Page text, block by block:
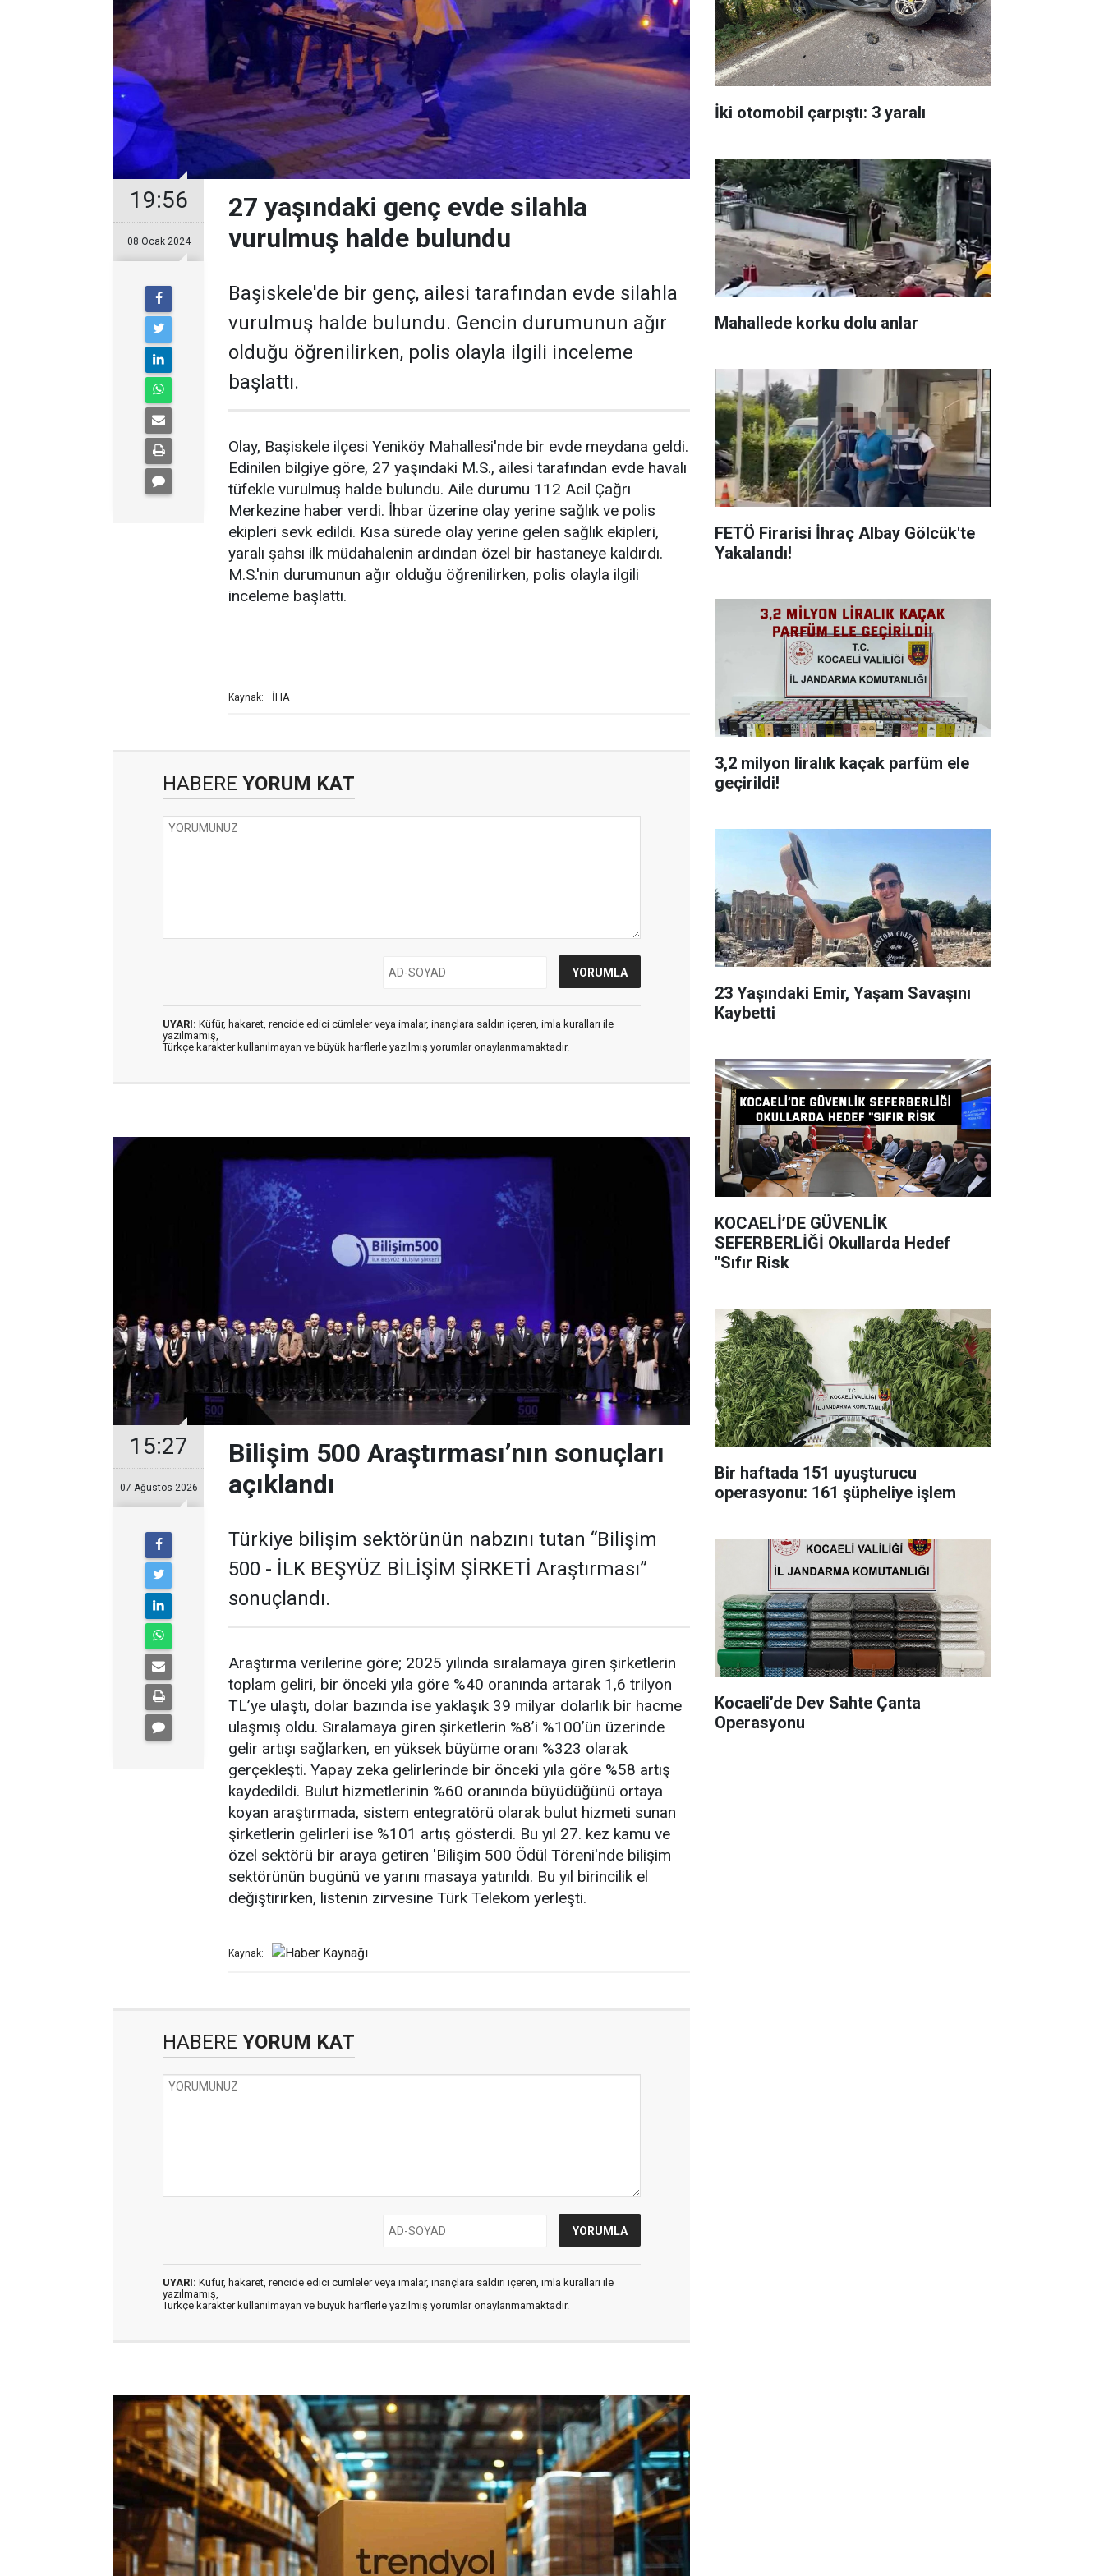
19:56
08 Ocak 2024
27 yaşındaki genç evde silahla
vurulmuş halde bulundu
Başiskele'de bir genç, ailesi tarafından evde silahla
vurulmuş halde bulundu. Gencin durumunun ağır
olduğu öğrenilirken, polis olayla ilgili inceleme
başlattı.
Olay, Başiskele ilçesi Yeniköy Mahallesi'nde bir evde meydana geldi.
Edinilen bilgiye göre, 27 yaşındaki M.S., ailesi tarafından evde havalı
tüfekle vurulmuş halde bulundu. Aile durumu 112 Acil Çağrı
Merkezine haber verdi. İhbar üzerine olay yerine sağlık ve polis
ekipleri sevk edildi. Kısa sürede olay yerine gelen sağlık ekipleri,
yaralı şahsı ilk müdahalenin ardından özel bir hastaneye kaldırdı.
M.S.'nin durumunun ağır olduğu öğrenilirken, polis olayla ilgili
inceleme başlattı.
Kaynak: İHA
HABERE YORUM KAT
UYARI: Küfür, hakaret, rencide edici cümleler veya imalar, inançlara saldırı içeren, imla kuralları ile
yazılmamış,
Türkçe karakter kullanılmayan ve büyük harflerle yazılmış yorumlar onaylanmamaktadır.
15:27
07 Ağustos 2026
Bilişim 500 Araştırması’nın sonuçları
açıklandı
Türkiye bilişim sektörünün nabzını tutan “Bilişim
500 - İLK BEŞYÜZ BİLİŞİM ŞİRKETİ Araştırması”
sonuçlandı.
Araştırma verilerine göre; 2025 yılında sıralamaya giren şirketlerin
toplam geliri, bir önceki yıla göre %40 oranında artarak 1,6 trilyon
TL’ye ulaştı, dolar bazında ise yaklaşık 39 milyar dolarlık bir hacme
ulaşmış oldu. Sıralamaya giren şirketlerin %8’i %100’ün üzerinde
gelir artışı sağlarken, en yüksek büyüme oranı %323 olarak
gerçekleşti. Yapay zeka gelirlerinde bir önceki yıla göre %58 artış
kaydedildi. Bulut hizmetlerinin %60 oranında büyüdüğünü ortaya
koyan araştırmada, sistem entegratörü olarak bulut hizmeti sunan
şirketlerin gelirleri ise %101 artış gösterdi. Bu yıl 27. kez kamu ve
özel sektörü bir araya getiren 'Bilişim 500 Ödül Töreni'nde bilişim
sektörünün bugünü ve yarını masaya yatırıldı. Bu yıl birincilik el
değiştirirken, listenin zirvesine Türk Telekom yerleşti.
Kaynak:
HABERE YORUM KAT
UYARI: Küfür, hakaret, rencide edici cümleler veya imalar, inançlara saldırı içeren, imla kuralları ile
yazılmamış,
Türkçe karakter kullanılmayan ve büyük harflerle yazılmış yorumlar onaylanmamaktadır.
İki otomobil çarpıştı: 3 yaralı
Mahallede korku dolu anlar
FETÖ Firarisi İhraç Albay Gölcük'te
Yakalandı! ​
3,2 milyon liralık kaçak parfüm ele
geçirildi!
23 Yaşındaki Emir, Yaşam Savaşını
Kaybetti
KOCAELİ’DE GÜVENLİK
SEFERBERLİĞİ Okullarda Hedef
"Sıfır Risk
Bir haftada 151 uyuşturucu
operasyonu: 161 şüpheliye işlem
Kocaeli’de Dev Sahte Çanta
Operasyonu